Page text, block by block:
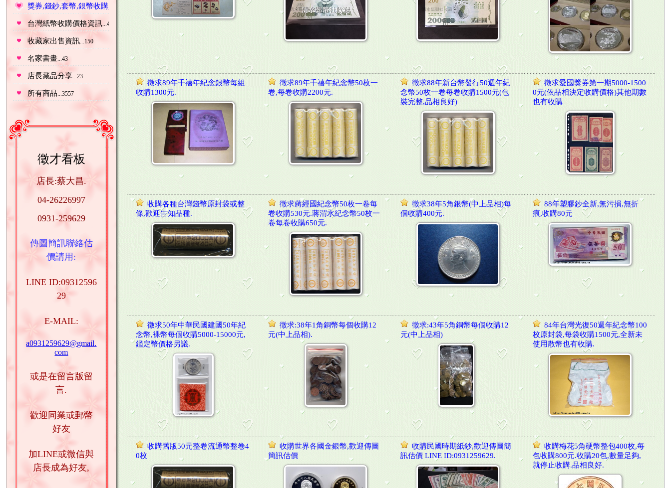
獎券,錢鈔,套幣,銀幣收購資訊
台灣紙幣收購價格資訊...46
收藏家出售資訊...150
名家書畫...43
店長藏品分享...23
所有商品...3557
徵才看板
店長:蔡大昌.
04-26226997
0931-259629
傳圖簡訊聯絡估
價請用:
LINE ID:09312596
29
E-MAIL:
a0931259629@gmail.
com
或是在留言版留
言.
歡迎同業或郵幣
好友
加LINE或微信與
店長成為好友,
徵求89年千禧年紀念銀幣每組
收購1300元.
徵求89年千禧年紀念幣50枚一
卷,每卷收購2200元.
徵求88年新台幣發行50週年紀
念幣50枚一卷每卷收購1500元(包
裝完整,品相良好)
徵求愛國獎券第一期5000-1500
0元(依品相決定收購價格)其他期數
也有收購
收購各種台灣錢幣原封袋或整
條,歡迎告知品種.
徵求蔣經國紀念幣50枚一卷每
卷收購530元.蔣渭水紀念幣50枚一
卷每卷收購650元.
徵求38年5角銀幣(中上品相)每
個收購400元.
88年塑膠鈔全新,無污損,無折
痕,收購80元
徵求50年中華民國建國50年紀
念幣,裸幣每個收購5000-15000元,
鑑定幣價格另議.
徵求:38年1角銅幣每個收購12
元(中上品相).
徵求:43年5角銅幣每個收購12
元(中上品相)
84年台灣光復50週年紀念幣100
枚原封袋,每袋收購1500元,全新未
使用散幣也有收購.
收購舊版50元整卷流通幣整卷4
0枚
收購世界各國金銀幣,歡迎傳圖
簡訊估價
收購民國時期紙鈔,歡迎傳圖簡
訊估價 LINE ID:0931259629.
收購梅花5角硬幣整包400枚,每
包收購800元.收購20包,數量足夠,
就停止收購.品相良好.